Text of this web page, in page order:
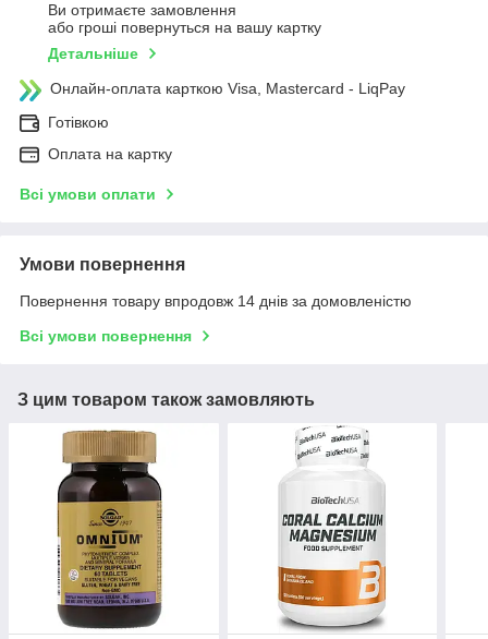
Ви отримаєте замовлення
або гроші повернуться на вашу картку
Детальніше
Онлайн-оплата карткою Visa, Mastercard - LiqPay
Готівкою
Оплата на картку
Всі умови оплати
Умови повернення
Повернення товару впродовж 14 днів за домовленістю
Всі умови повернення
З цим товаром також замовляють